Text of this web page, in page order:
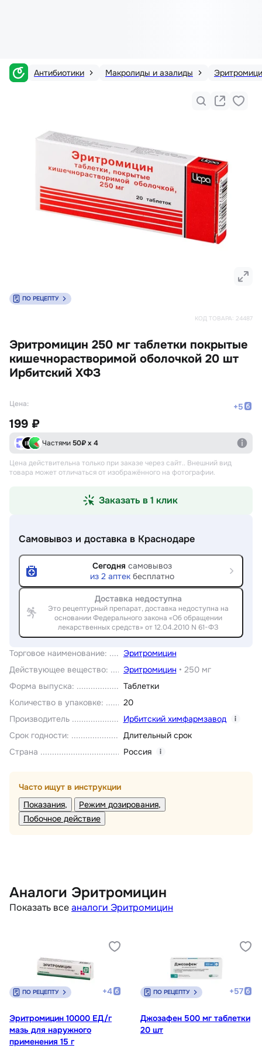
Антибиотики Макролиды и азалиды
КОД ТОВАРА: 24487
Эритромицин 250 мг таблетки покрытые
кишечнорастворимой оболочкой 20 шт
Ирбитский ХФЗ
ПО РЕЦЕПТУ
Торговое наименование:
Эритромицин
Действующее вещество: Эритромицин • 250 мг
Форма выпуска:
Таблетки
Количество в упаковке:
20
Производитель
Ирбитский химфармзавод i
Срок годности:
Длительный срок
Страна
Россия i
Часто ищут в инструкции
Показания
Режим дозирования
Побочное действие
Цена: +5
199 ₽
Частями 50₽ х 4
Цена действительна только при заказе через сайт.. Внешний вид
товара может отличаться от изображённого на фотографии.
Заказать в 1 клик
Самовывоз и доставка в Краснодаре
Сегодня самовывоз
из 2 аптек бесплатно
Доставка недоступна
Это рецептурный препарат, доставка недоступна на
основании Федерального закона «Об обращении
лекарственных средств» от 12.04.2010 N 61-ФЗ
Аналоги Эритромицин
Показать всеаналоги Эритромицин
ПО РЕЦЕПТУ +4
Эритромицин 10000 ЕД/г
мазь для наружного
применения 15 г
ПО РЕЦЕПТУ +57
Джозафен 500 мг таблетки
20 шт